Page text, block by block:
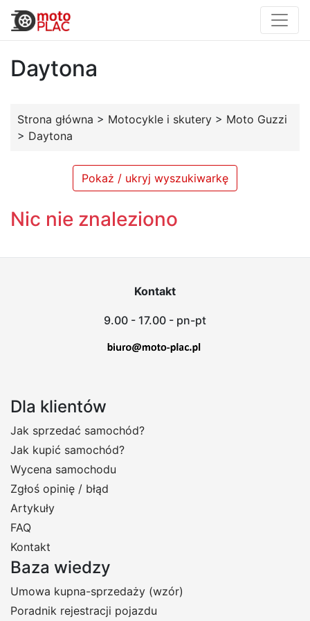
Daytona
Strona główna > Motocykle i skutery > Moto Guzzi
> Daytona
Pokaż / ukryj wyszukiwarkę
Nic nie znaleziono
Kontakt
9.00 - 17.00 - pn-pt
Dla klientów
Jak sprzedać samochód?
Jak kupić samochód?
Wycena samochodu
Zgłoś opinię / błąd
Artykuły
FAQ
Kontakt
Baza wiedzy
Umowa kupna-sprzedaży (wzór)
Poradnik rejestracji pojazdu